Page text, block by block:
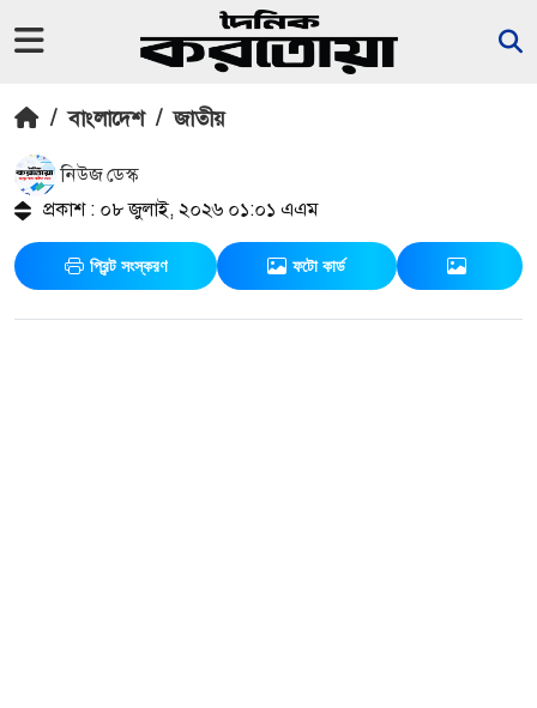
/ বাংলাদেশ / জাতীয়
নিউজ ডেস্ক
প্রকাশ : ০৮ জুলাই, ২০২৬ ০১:০১ এএম
প্রিন্ট সংস্করণ ফটো কার্ড